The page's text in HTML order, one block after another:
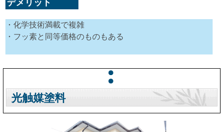
デメリット
・化学技術満載で複雑
・フッ素と同等価格のものもある
光触媒塗料